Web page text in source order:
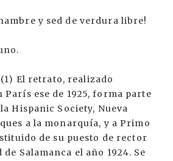
y sed de verdura libre!
(1) El retrato, realizado
París ese de 1925, forma parte
Hispanic Society, Nueva
a la monarquía, y a Primo
de su puesto de rector
Salamanca el año 1924. Se